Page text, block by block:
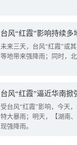
台风“红霞”影响持续
未来三天，台风“红霞”或
等地带来强降雨；同时，
台风“红霞”逼近华南
受台风“红霞”影响，今天
特大暴雨；明天，【湖南
现强降雨。